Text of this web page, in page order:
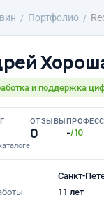
Портфолио
и поддержка
ОТЗЫВЫ
0 -/10
Санкт-
11 лет